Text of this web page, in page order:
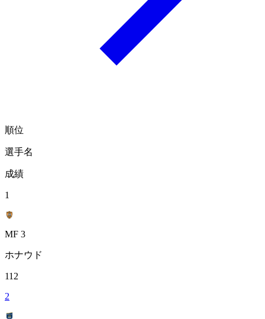
順位
選手名
成績
1
MF 3
ホナウド
112
2